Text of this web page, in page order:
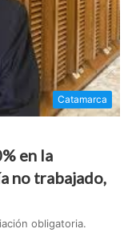
Catamarca
en la
no trabajado,
obligatoria.